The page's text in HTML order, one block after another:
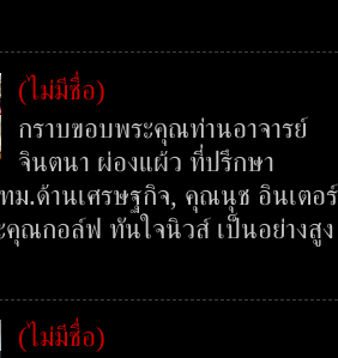
(ไม่มีชื่อ)
กราบขอบพระคุณท่านอาจารย์
จินตนา ผ่องแผ้ว ที่ปรึกษา
ม.ด้านเศรษฐกิจ, คุณนุช อินเตอร์
คุณกอล์ฟ ทันใจนิวส์ เป็นอย่างสูง
(ไม่มีชื่อ)